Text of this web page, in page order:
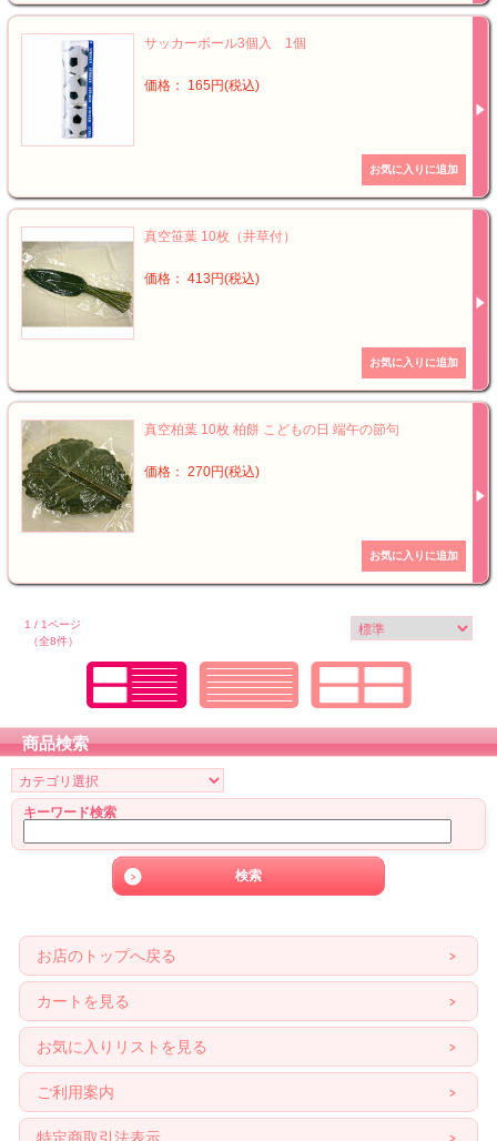
サッカーボール3個入 1個
価格： 165円(税込)
真空笹葉 10枚（井草付）
価格： 413円(税込)
真空柏葉 10枚 柏餅 こどもの日 端午の節句
価格： 270円(税込)
1 / 1ページ
（全8件）
商品検索
キーワード検索
お店のトップへ戻る
カートを見る
お気に入りリストを見る
ご利用案内